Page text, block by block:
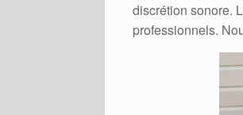
discrétion sonore.
professionnels.